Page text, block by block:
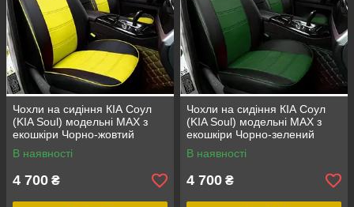
Чохли на сидіння КІА Соул
(KIA Soul) модельні MAX з
екошкіри Чорно-жовтий
В наявності
4 700 ₴
Чохли на сидіння КІА Соул
(KIA Soul) модельні MAX з
екошкіри Чорно-зелений
В наявності
4 700 ₴